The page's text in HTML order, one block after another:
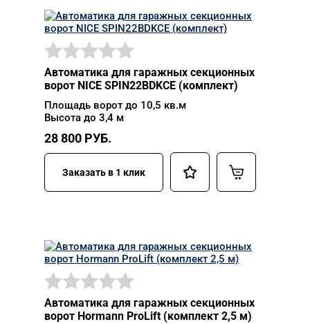
Автоматика для гаражных секционных
ворот NICE SPIN22BDKCE (комплект)
Площадь ворот до 10,5 кв.м
Высота до 3,4 м
28 800 РУБ.
Заказать в 1 клик
Автоматика для гаражных секционных
ворот Hormann ProLift (комплект 2,5 м)